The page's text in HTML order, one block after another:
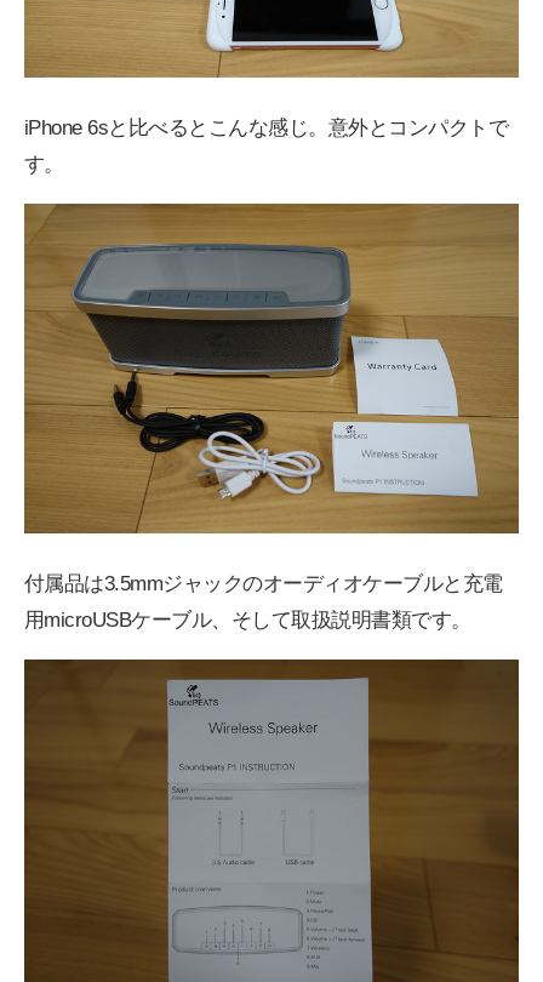
iPhone 6sと比べるとこんな感じ。意外とコンパクトで
す。
付属品は3.5mmジャックのオーディオケーブルと充電
用microUSBケーブル、そして取扱説明書類です。